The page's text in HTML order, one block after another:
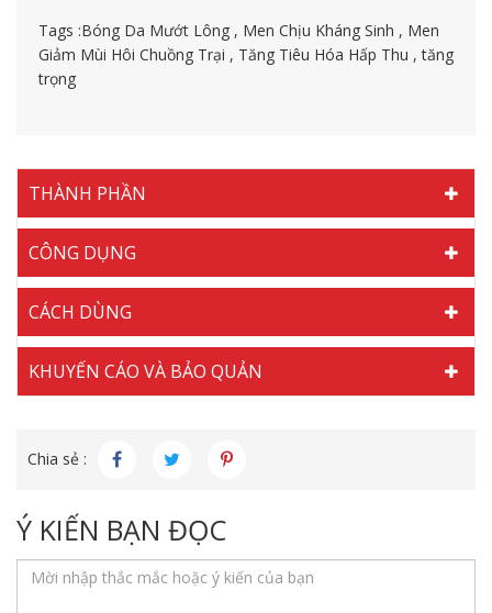
Tags :Bóng Da Mướt Lông , Men Chịu Kháng Sinh , Men
Giảm Mùi Hôi Chuồng Trại , Tăng Tiêu Hóa Hấp Thu , tăng
trọng
THÀNH PHẦN
CÔNG DỤNG
CÁCH DÙNG
KHUYẾN CÁO VÀ BẢO QUẢN
Chia sẻ :
Ý KIẾN BẠN ĐỌC